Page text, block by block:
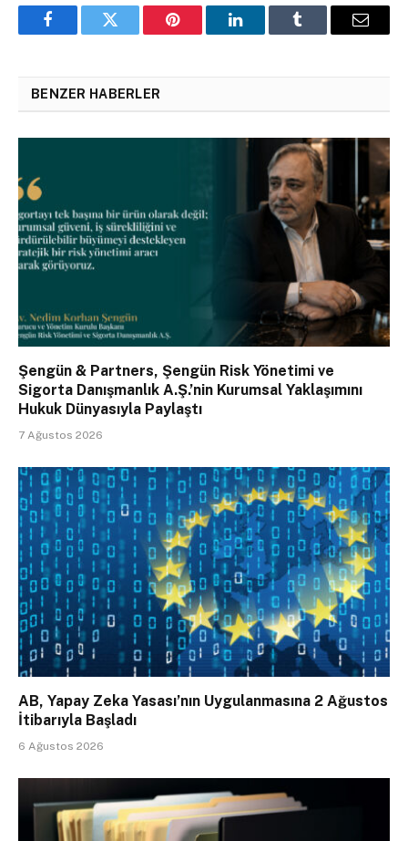
FacebookTwitter Pinterest LinkedInTumblr Email
BENZER HABERLER
Şengün & Partners, Şengün Risk Yönetimi ve
Sigorta Danışmanlık A.Ş.’nin Kurumsal Yaklaşımını
Hukuk Dünyasıyla Paylaştı
7 Ağustos 2026
AB, Yapay Zeka Yasası’nın Uygulanmasına 2 Ağustos
İtibarıyla Başladı
6 Ağustos 2026